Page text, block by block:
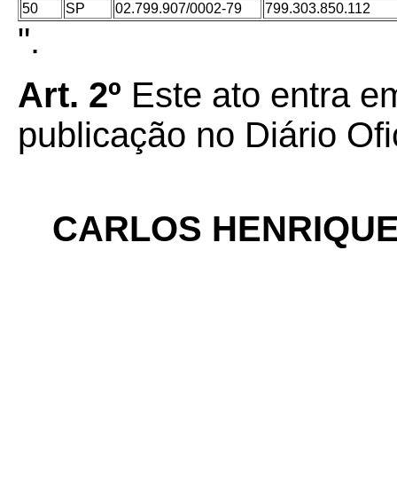
50
SP 02.799.907/0002-79 799.303.850.112
".
Art. 2º Este ato entra
publicação no Diário
CARLOS